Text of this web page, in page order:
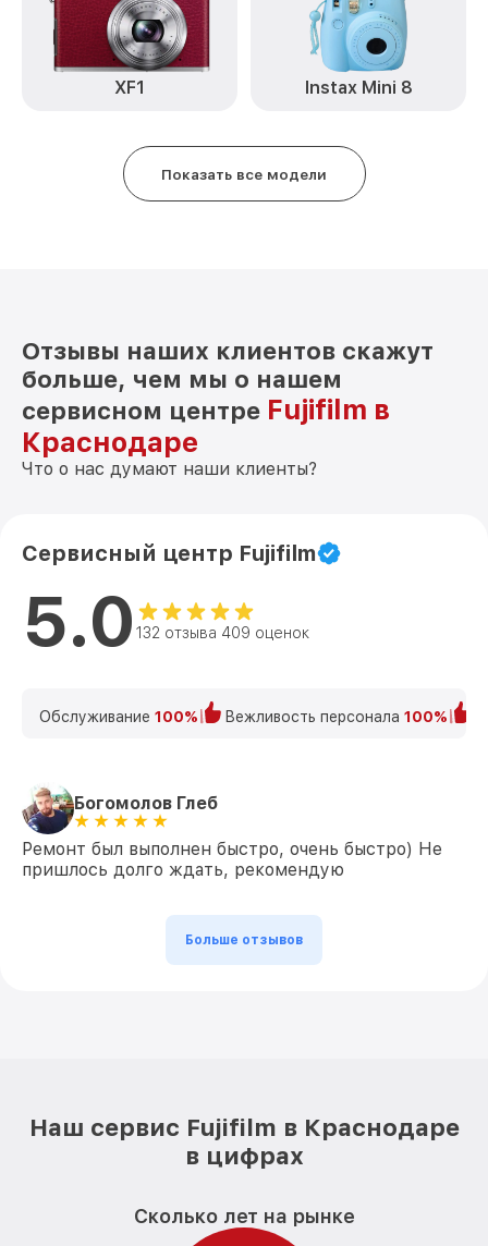
Замена байонета X-A5 Kit Fujifilm от 3400₽
Замена кнопки включения X-A5 Kit
Fujifilm
от 2100₽
Замена аккумулятора X-A5 Kit Fujifilm
Программный ремонт X-A5 Kit Fujifilm
XF1 Instax Mini 8
Показать все модели
Отзывы наших клиентов скажут
больше, чем мы о нашем
сервисном центре Fujifilm в
Краснодаре
Что о нас думают наши клиенты?
Сервисный центр Fujifilm
5.0 132 отзыва 409 оценок
Обслуживание 100% Вежливость персонала 100%
Богомолов Глеб
Ремонт был выполнен быстро, очень быстро) Не
пришлось долго ждать, рекомендую
Больше отзывов
Наш сервис Fujifilm в Краснодаре
в цифрах
Сколько лет на рынке